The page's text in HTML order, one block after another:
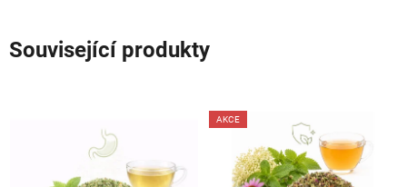
Související produkty
AKCE